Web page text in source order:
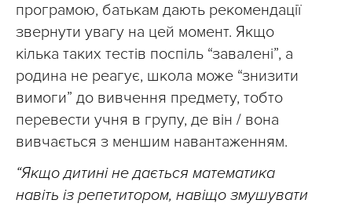
програмою, батькам дають рекомендації
звернути увагу на цей момент. Якщо
кілька таких тестів поспіль “завалені”, а
родина не реагує, школа може “знизити
вимоги” до вивчення предмету, тобто
перевести учня в групу, де він / вона
вивчається з меншим навантаженням.
“Якщо дитині не дається математика
навіть із репетитором, навіщо змушувати